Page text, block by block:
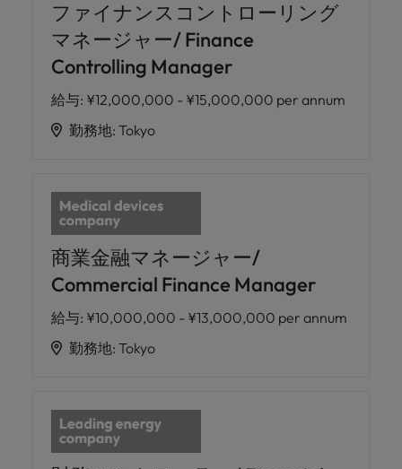
ファイナンスコントローリング
マネージャー/ Finance
Controlling Manager
給与: ¥12,000,000 - ¥15,000,000 per annum
勤務地: Tokyo
商業金融マネージャー/
Commercial Finance Manager
給与: ¥10,000,000 - ¥13,000,000 per annum
勤務地: Tokyo